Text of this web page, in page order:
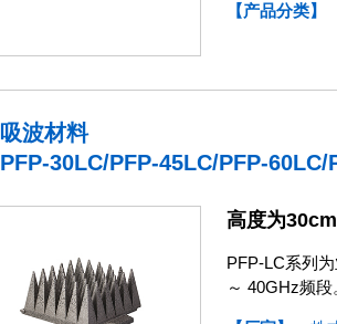
【产品分类】
吸波材料
PFP-30LC/PFP-45LC/PFP-60LC/
高度为
PFP-LC系列
～ 40GHz频段